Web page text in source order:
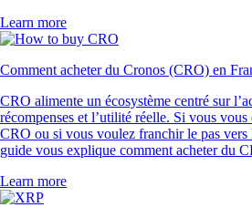
Learn more
Comment acheter du Cronos (CRO) en
CRO alimente un écosystème centré sur
récompenses et l’utilité réelle. Si vous vous
CRO ou si vous voulez franchir le pas vers
guide vous explique comment acheter du
Learn more